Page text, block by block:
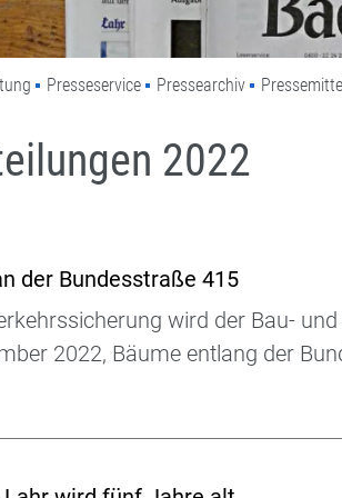
Presseservice Pressearchiv
2022
der Bundesstraße 415
wird der Bau-
2022, Bäume entlang der